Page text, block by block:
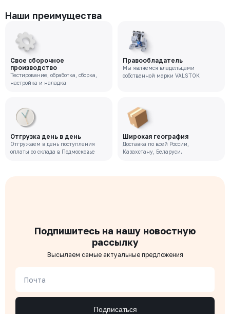
Наши преимущества
Свое сборочное
производство
Тестирование, обработка, сборка,
настройка и наладка
Правообладатель
Мы являемся владельцами
собственной марки VALSTOK
Отгрузка день в день
Отгружаем в день поступления
оплаты со склада в Подмосковье
Широкая география
Доставка по всей России,
Казахстану, Беларуси.
Подпишитесь на нашу новостную
рассылку
Высылаем самые актуальные предложения
Почта
Подписаться